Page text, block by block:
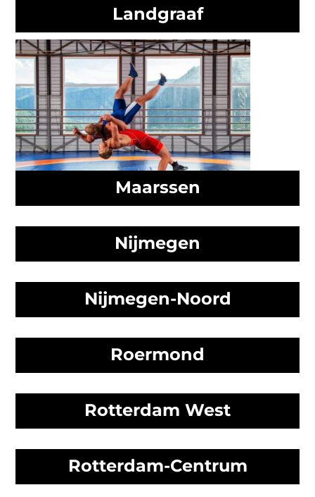
Landgraaf
Maarssen
Nijmegen
Nijmegen-Noord
Roermond
Rotterdam West
Rotterdam-Centrum